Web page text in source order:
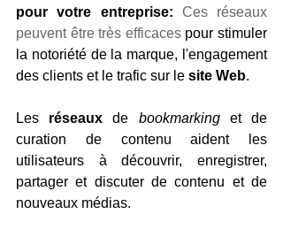
pour votre entreprise:
Ces réseaux
peuvent être très efficaces pour stimuler
la notoriété de la marque, l'engagement
des clients et le trafic sur le site Web.
Les réseaux de bookmarking et de
curation de contenu aident les
utilisateurs à découvrir, enregistrer,
partager et discuter de contenu et de
nouveaux médias.